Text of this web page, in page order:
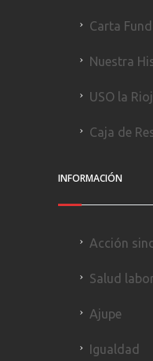
Carta
Nuestra
USO la
Caja de
INFORMACIÓN
Acción
Salud
Ajupe
Igualdad